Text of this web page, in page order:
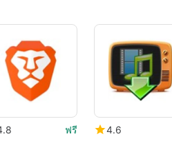
ฟรี 4.6